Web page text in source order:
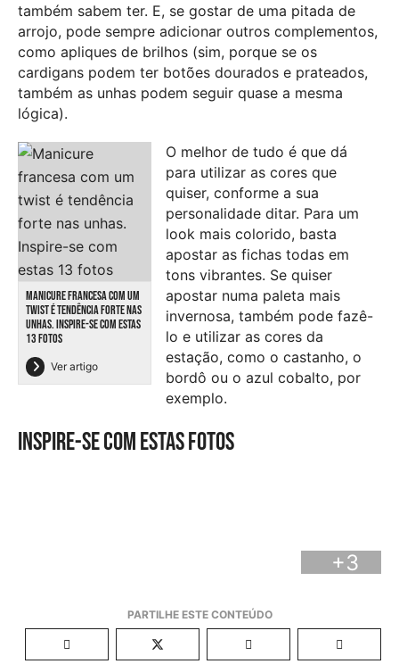
também sabem ter. E, se gostar de uma pitada de
arrojo, pode sempre adicionar outros complementos,
como apliques de brilhos (sim, porque se os
cardigans podem ter botões dourados e prateados,
também as unhas podem seguir quase a mesma
lógica).
MANICURE FRANCESA COM UM
TWIST É TENDÊNCIA FORTE NAS
UNHAS. INSPIRE-SE COM ESTAS
13 FOTOS
Ver artigo
O melhor de tudo é que dá
para utilizar as cores que
quiser, conforme a sua
personalidade ditar. Para um
look mais colorido, basta
apostar as fichas todas em
tons vibrantes. Se quiser
apostar numa paleta mais
invernosa, também pode fazê-
lo e utilizar as cores da
estação, como o castanho, o
bordô ou o azul cobalto, por
exemplo.
Inspire-se com estas fotos
+3